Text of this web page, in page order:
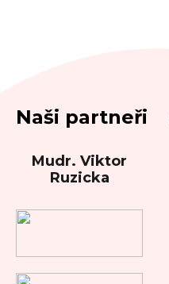
Naši partneři
Mudr. Viktor
Ruzicka